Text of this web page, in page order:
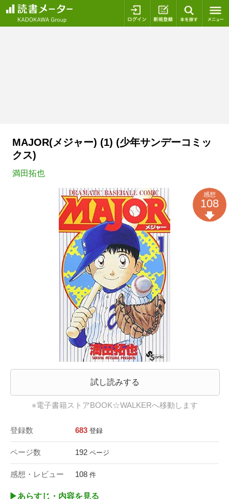
ログイン 新規登録
MAJOR(メジャー) (1) (少年サンデーコミッ
クス)
満田拓也
試し読みする
※電子書籍ストアBOOK☆WALKERへ移動します
登録数 683 登録
ページ数 192 ページ
感想・レビュー 108 件
感想
108
▶︎あらすじ・内容を見る